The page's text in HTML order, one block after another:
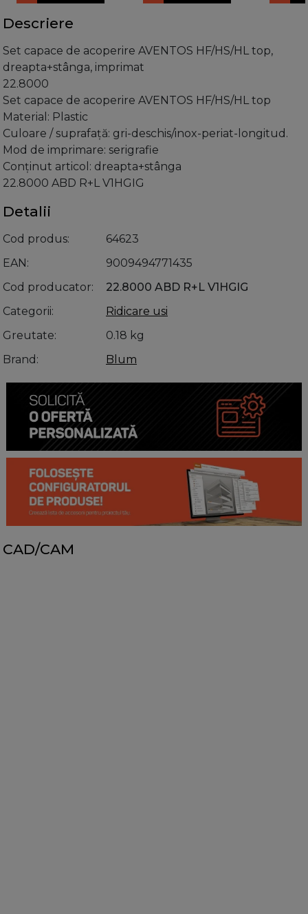
Descriere
Set capace de acoperire AVENTOS HF/HS/HL top,
dreapta+stânga, imprimat
22.8000
Set capace de acoperire AVENTOS HF/HS/HL top
Material: Plastic
Culoare / suprafaţă: gri-deschis/inox-periat-longitud.
Mod de imprimare: serigrafie
Conţinut articol: dreapta+stânga
22.8000 ABD R+L V1HGIG
Detalii
Cod produs
64623
EAN
9009494771435
Cod producator
22.8000 ABD R+L V1HGIG
Categorii
Ridicare usi
Greutate
0.18 kg
Brand
Blum
CAD/CAM